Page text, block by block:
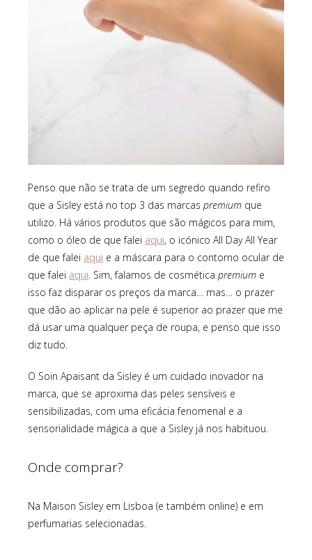
Penso que não se trata de um segredo quando refiro
que a Sisley está no top 3 das marcas premium que
utilizo. Há vários produtos que são mágicos para mim,
como o óleo de que falei aqui, o icónico All Day All Year
de que falei aqui e a máscara para o contorno ocular de
que falei aqui . Sim, falamos de cosmética premium e
isso faz disparar os preços da marca… mas… o prazer
que dão ao aplicar na pele é superior ao prazer que me
dá usar uma qualquer peça de roupa, e penso que isso
diz tudo.
O Soin Apaisant da Sisley é um cuidado inovador na
marca, que se aproxima das peles sensíveis e
sensibilizadas, com uma eficácia fenomenal e a
sensorialidade mágica a que a Sisley já nos habituou.
Onde comprar?
Na Maison Sisley em Lisboa (e também online) e em
perfumarias selecionadas.